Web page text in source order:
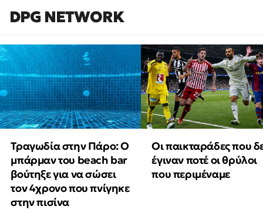
DPG NETWORK
Τραγωδία στην Πάρο: Ο
μπάρμαν του beach bar
βούτηξε για να σώσει
τον 4χρονο που πνίγηκε
στην πισίνα
Οι παικταράδες που
έγιναν ποτέ οι θρύλοι
που περιμέναμε